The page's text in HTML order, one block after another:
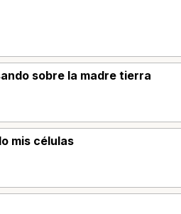
ภาษาไทย / Tailandés
sobre la madre tierra
mis células